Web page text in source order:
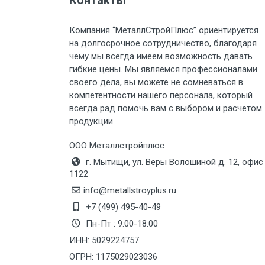
Груз до 6 м, вес до 3 тн
Груз до 6 м, вес до 5 тн
Груз до 6 м, вес до 8 тн
Груз до 12 м, вес до 20 тн
Манипулятор до 6 м, вес до 5 тн
Манипулятор до 6 м, вес до 8 тн
Компания “МеталлСтройПлюс” ориентируется
на долгосрочное сотрудничество, благодаря
чему мы всегда имеем возможность давать
гибкие цены. Мы являемся профессионалами
своего дела, вы можете не сомневаться в
компетентности нашего персонала, который
всегда рад помочь вам с выбором и расчетом
продукции.
ООО Металлстройплюс
г. Мытищи, ул. Веры Волошиной д. 12, офис
1122
info@metallstroyplus.ru
+7 (499) 495-40-49
Пн-Пт : 9:00-18:00
ИНН: 5029224757
ОГРН: 1175029023036